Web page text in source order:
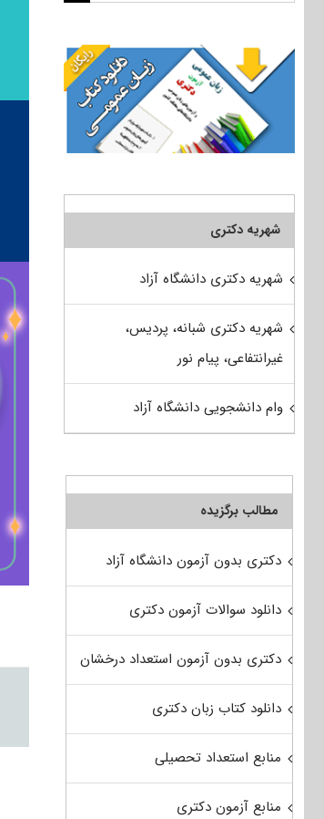
شهریه دکتری
شهریه دکتری دانشگاه آزاد
شهریه دکتری شبانه، پردیس،
غیرانتفاعی، پیام نور
وام دانشجویی دانشگاه آزاد
مطالب برگزیده
دکتری بدون آزمون دانشگاه آزاد
دانلود سوالات آزمون دکتری
دکتری بدون آزمون استعداد درخشان
دانلود کتاب زبان دکتری
منابع استعداد تحصیلی
منابع آزمون دکتری